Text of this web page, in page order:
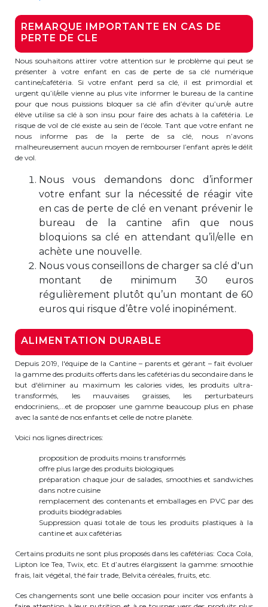
BE72 3100 8650 7316
Lockers
+32 (0)2 373 87 68
casiers@apeee-bxl1-services.be
BE52 3101 4777 1809
Natation (toutes les écoles)
+32 (0)2 375 31 35
natation@apeee-bxl1-services.be
BE30 3100 2003 2711
Transport
+32 (0)2 374 70 46
transport@apeee-bxl1-services.be
BE77 3100 8642 2642
REMARQUE IMPORTANTE EN CAS DE
PERTE DE CLE
Nous souhaitons attirer votre attention sur le problème qui peut se
présenter à votre enfant en cas de perte de sa clé numérique
cantine/cafétéria. Si votre enfant perd sa clé, il est primordial et
urgent qu’il/elle vienne au plus vite informer le bureau de la cantine
pour que nous puissions bloquer sa clé afin d’éviter qu’un/e autre
élève utilise sa clé à son insu pour faire des achats à la cafétéria. Le
risque de vol de clé existe au sein de l’école. Tant que votre enfant ne
nous informe pas de la perte de sa clé, nous n’avons
malheureusement aucun moyen de rembourser l’enfant après le délit
de vol.
Nous vous demandons donc d’informer
votre enfant sur la nécessité de réagir vite
en cas de perte de clé en venant prévenir le
bureau de la cantine afin que nous
bloquions sa clé en attendant qu’il/elle en
achète une nouvelle.
Nous vous conseillons de charger sa clé d'un
montant de minimum 30 euros
régulièrement plutôt qu’un montant de 60
euros qui risque d’être volé inopinément.
ALIMENTATION DURABLE
Depuis 2019, l'équipe de la Cantine – parents et gérant – fait évoluer
la gamme des produits offerts dans les cafétérias du secondaire dans le
but d'éliminer au maximum les calories vides, les produits ultra-
transformés, les mauvaises graisses, les perturbateurs
endocriniens,...et de proposer une gamme beaucoup plus en phase
avec la santé de nos enfants et celle de notre planète.
Voici nos lignes directrices:
proposition de produits moins transformés
offre plus large des produits biologiques
préparation chaque jour de salades, smoothies et sandwiches
dans notre cuisine
remplacement des contenants et emballages en PVC par des
produits biodégradables
Suppression quasi totale de tous les produits plastiques à la
cantine et aux cafétérias
Certains produits ne sont plus proposés dans les cafétérias: Coca Cola,
Lipton Ice Tea, Twix, etc. Et d’autres élargissent la gamme: smoothie
frais, lait végétal, thé fair trade, Belvita céréales, fruits, etc.
Ces changements sont une belle occasion pour inciter vos enfants à